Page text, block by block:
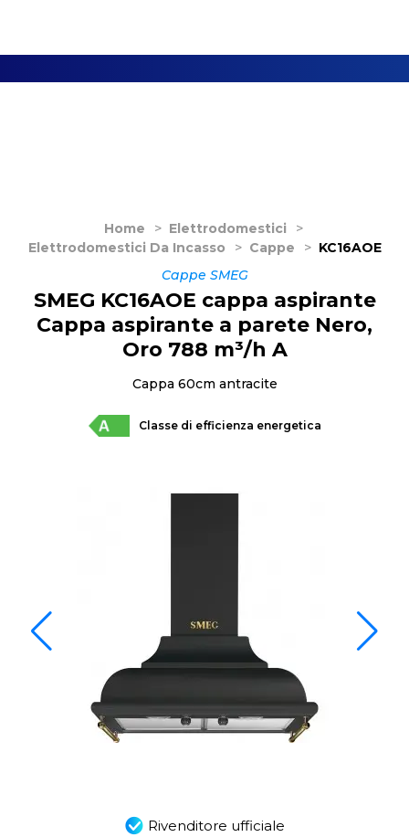
Home > Elettrodomestici
>
Elettrodomestici Da Incasso
> Cappe > KC16AOE
Cappe SMEG
Classe di efficienza energetica
Rivenditore ufficiale
SMEG KC16AOE cappa aspirante
Cappa aspirante a parete Nero,
Oro 788 m³/h A
Cappa 60cm antracite